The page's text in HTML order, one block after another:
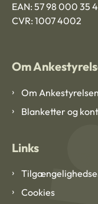
EAN: 57 98 000 35
CVR: 1007 4002
Om
Om Ankestyrelsen
Blanketter og
Links
Cookies